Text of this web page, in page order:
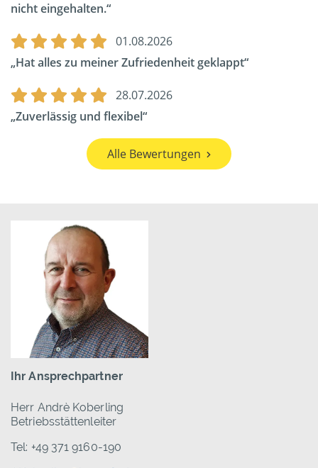
nicht eingehalten.
01.08.2026
Hat alles zu meiner Zufriedenheit geklappt
28.07.2026
Zuverlässig und flexibel
Alle Bewertungen
Ihr Ansprechpartner
Herr Andrè Koberling
Betriebsstättenleiter
Tel: +49 371 9160-190